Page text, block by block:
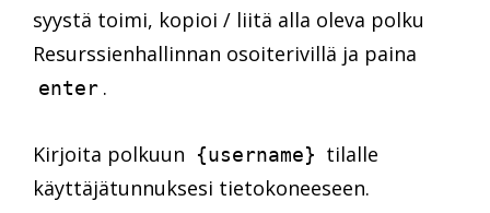
syystä toimi, kopioi / liitä alla oleva polku
Resurssienhallinnan osoiterivillä ja paina
enter .
Kirjoita polkuun {username} tilalle
käyttäjätunnuksesi tietokoneeseen.